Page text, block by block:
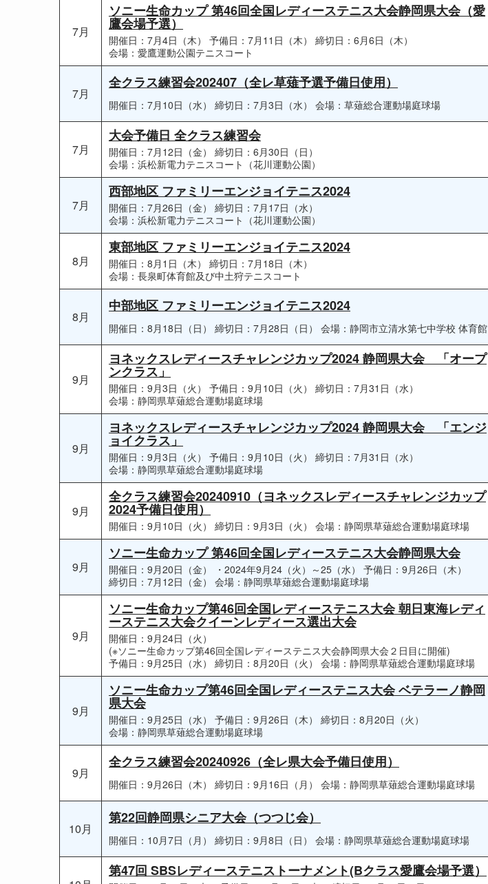
7月
ソニー生命カップ 第46回全国レディーステニス大会静岡県大会（愛
鷹会場予選）
開催日：7月4日（木） 予備日：7月11日（木）
締切日：6月6日（木）
会場：愛鷹運動公園テニスコート
7月
全クラス練習会202407（全レ草薙予選予備日使用）
開催日：7月10日（水） 締切日：7月3日（水） 会場：草薙総合運動場庭球場
7月
大会予備日 全クラス練習会
開催日：7月12日（金）
締切日：6月30日（日）
会場：浜松新電力テニスコート（花川運動公園）
7月
西部地区 ファミリーエンジョイテニス2024
開催日：7月26日（金）
締切日：7月17日（水）
会場：浜松新電力テニスコート（花川運動公園）
8月
東部地区 ファミリーエンジョイテニス2024
開催日：8月1日（木）
締切日：7月18日（木）
会場：長泉町体育館及び中土狩テニスコート
8月
中部地区 ファミリーエンジョイテニス2024
開催日：8月18日（日） 締切日：7月28日（日） 会場：静岡市立清水第七中学校 体育館
9月
ヨネックスレディースチャレンジカップ2024 静岡県大会 「オープ
ンクラス」
開催日：9月3日（火） 予備日：9月10日（火）
締切日：7月31日（水）
会場：静岡県草薙総合運動場庭球場
9月
ヨネックスレディースチャレンジカップ2024 静岡県大会 「エンジ
ョイクラス」
開催日：9月3日（火） 予備日：9月10日（火）
締切日：7月31日（水）
会場：静岡県草薙総合運動場庭球場
9月
全クラス練習会20240910（ヨネックスレディースチャレンジカップ
2024予備日使用）
開催日：9月10日（火） 締切日：9月3日（火） 会場：静岡県草薙総合運動場庭球場
9月
ソニー生命カップ 第46回全国レディーステニス大会静岡県大会
開催日：9月20日（金） ・2024年9月24（火）～25（水）
予備日：9月26日（木）
締切日：7月12日（金）
会場：静岡県草薙総合運動場庭球場
9月
ソニー生命カップ第46回全国レディーステニス大会 朝日東海レディ
ーステニス大会クイーンレディース選出大会
開催日：9月24日（火）
(※ソニー生命カップ第46回全国レディーステニス大会静岡県大会２日目に開催)
予備日：9月25日（水）
締切日：8月20日（火） 会場：静岡県草薙総合運動場庭球場
9月
ソニー生命カップ第46回全国レディーステニス大会 ベテラーノ静岡
県大会
開催日：9月25日（水） 予備日：9月26日（木）
締切日：8月20日（火）
会場：静岡県草薙総合運動場庭球場
9月
全クラス練習会20240926（全レ県大会予備日使用）
開催日：9月26日（木） 締切日：9月16日（月） 会場：静岡県草薙総合運動場庭球場
10月
第22回静岡県シニア大会（つつじ会）
開催日：10月7日（月） 締切日：9月8日（日） 会場：静岡県草薙総合運動場庭球場
第47回 SBSレディーステニストーナメント(Bクラス愛鷹会場予選）